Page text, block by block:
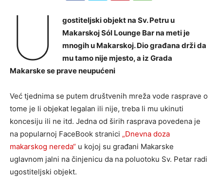
U
gostiteljski objekt na Sv. Petru u
Makarskoj Sól Lounge Bar na meti je
mnogih u Makarskoj. Dio građana drži da
mu tamo nije mjesto, a iz Grada
Makarske se prave neupućeni
Već tjednima se putem društvenih mreža vode rasprave o
tome je li objekat legalan ili nije, treba li mu ukinuti
koncesiju ili ne itd. Jedna od širih rasprava povedena je
na popularnoj FaceBook stranici „Dnevna doza
makarskog nereda“ u kojoj su građani Makarske
uglavnom jalni na činjenicu da na poluotoku Sv. Petar radi
ugostiteljski objekt.